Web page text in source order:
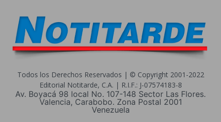
Todos los Derechos Reservados | © Copyright 2001-2022
Editorial Notitarde, C.A. | R.I.F.: J-07574183-8
Av. Boyacá 98 local No. 107-148 Sector Las Flores.
Valencia, Carabobo. Zona Postal 2001
Venezuela